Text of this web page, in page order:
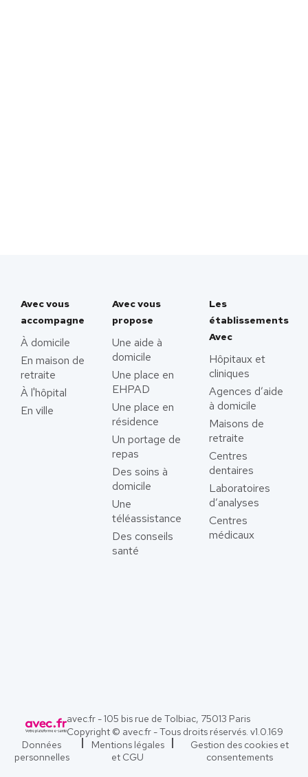
Avec vous
accompagne
À domicile
En maison de
retraite
À l'hôpital
En ville
Avec vous
propose
Une aide à
domicile
Une place en
EHPAD
Une place en
résidence
Un portage de
repas
Des soins à
domicile
Une
téléassistance
Des conseils
santé
Les
établissements
Avec
Hôpitaux et
cliniques
Agences d’aide
à domicile
Maisons de
retraite
Centres
dentaires
Laboratoires
d’analyses
Centres
médicaux
avec.fr - 105 bis rue de Tolbiac, 75013 Paris
Copyright © avec.fr - Tous droits réservés. v1.0.169
Données
personnelles
Mentions légales
et CGU
Gestion des cookies et
consentements